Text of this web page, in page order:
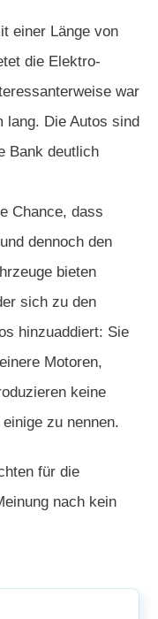
einer Länge von
die Elektro-
war
lang. Die Autos sind
Bank deutlich
Chance, dass
dennoch den
bieten
sich zu den
hinzuaddiert: Sie
Motoren,
keine
zu nennen.
für die
nach kein